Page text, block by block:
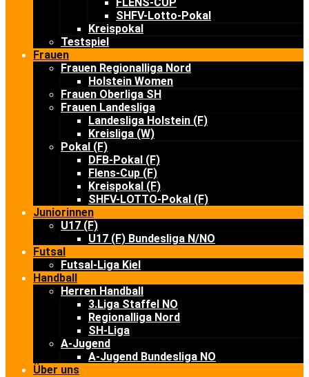
SHFV-Lotto-Pokal
Kreispokal
Testspiel
Frauen
Frauen Regionalliga Nord
Holstein Women
Frauen Oberliga SH
Frauen Landesliga
Landesliga Holstein (F)
Kreisliga (W)
Pokal (F)
DFB-Pokal (F)
Flens-Cup (F)
Kreispokal (F)
SHFV-LOTTO-Pokal (F)
Juniorinnen
U17 (F)
U17 (F) Bundesliga N/NO
Futsal
Futsal-Liga Kiel
Handball
Herren Handball
3.Liga Staffel NO
Regionalliga Nord
SH-Liga
A-Jugend
A-Jugend Bundesliga NO
Über uns